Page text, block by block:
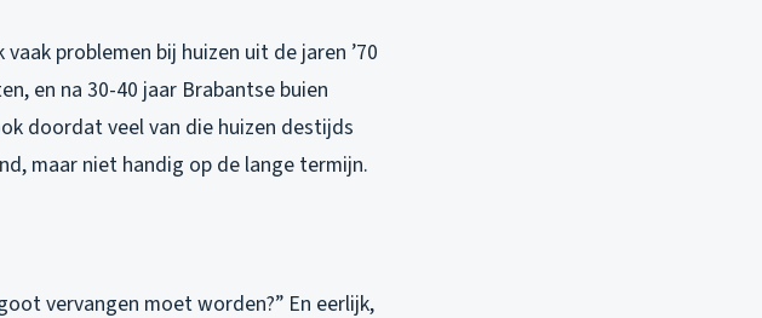
problemen bij huizen uit de jaren ’70
en na 30-40 jaar Brabantse buien
doordat veel van die huizen destijds
maar niet handig op de lange termijn.
vervangen moet worden?” En eerlijk,